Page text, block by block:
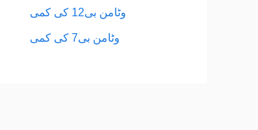
وٹامن بی12 کی کمی
وٹامن بی7 کی کمی